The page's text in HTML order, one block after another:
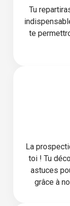
Tu
te
La
toi ! Tu
astuces
grâce à